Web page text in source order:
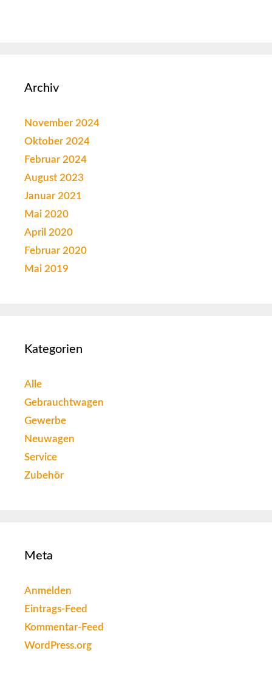
Archiv
November 2024
Oktober 2024
Februar 2024
August 2023
Januar 2021
Mai 2020
April 2020
Februar 2020
Mai 2019
Kategorien
Alle
Gebrauchtwagen
Gewerbe
Neuwagen
Service
Zubehör
Meta
Anmelden
Eintrags-Feed
Kommentar-Feed
WordPress.org